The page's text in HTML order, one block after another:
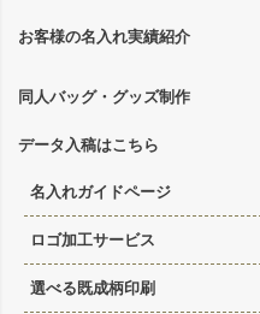
お客様の名入れ実績紹介
同人バッグ・グッズ制作
データ入稿はこちら
名入れガイドページ
ロゴ加工サービス
選べる既成柄印刷